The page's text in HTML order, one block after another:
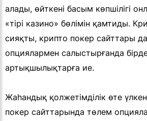
алады, өйткені басым көпшілігі
«тірі казино» бөлімін қамтиды.
сияқты, крипто покер сайттары
опциялармен салыстырғанда
артықшылықтарға ие.
Жаһандық қолжетімділік өте
покер сайттарында төлем